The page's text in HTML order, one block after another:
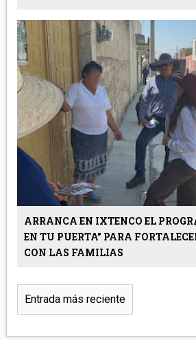
ARRANCA EN IXTENCO EL
EN TU PUERTA” PARA
CON LAS FAMILIAS
Entrada más reciente